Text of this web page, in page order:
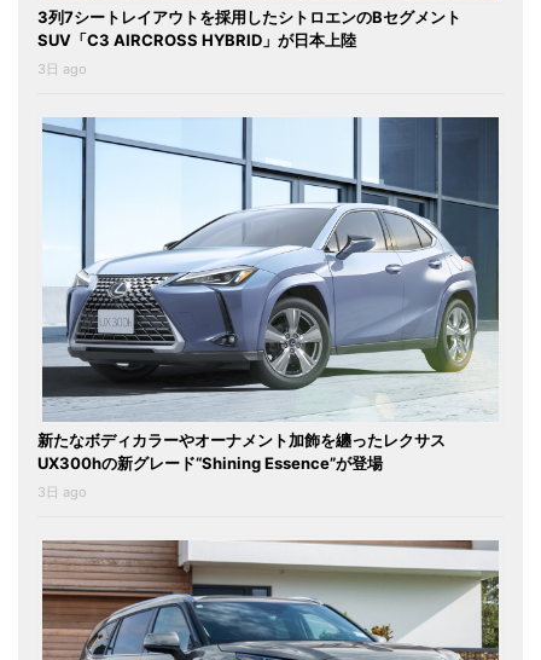
3列7シートレイアウトを採用したシトロエンのBセグメント
SUV「C3 AIRCROSS HYBRID」が日本上陸
3日 ago
新たなボディカラーやオーナメント加飾を纏ったレクサス
UX300hの新グレード“Shining Essence”が登場
3日 ago